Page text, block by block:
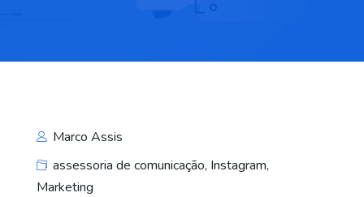
Marco Assis
assessoria de comunicação, Instagram,
Marketing